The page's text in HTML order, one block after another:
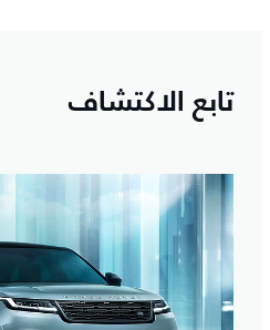
تابع الاكتشاف